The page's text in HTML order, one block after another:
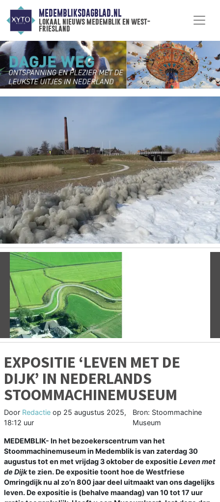
MEDEMBLIKSDAGBLAD.NL
lokaal nieuws medemblik en west-
friesland
Vorige
EXPOSITIE ‘LEVEN MET DE
DIJK’ IN NEDERLANDS
STOOMMACHINEMUSEUM
Door Redactie op 25 augustus 2025,
18:12 uur
Bron: Stoommachine
Museum
MEDEMBLIK- In het bezoekerscentrum van het
Stoommachinemuseum in Medemblik is van zaterdag 30
augustus tot en met vrijdag 3 oktober de expositie Leven met
de Dijkte zien. De expositie toont hoe de Westfriese
Omringdijk nu al zo’n 800 jaar deel uitmaakt van ons dagelijks
leven. De expositie is (behalve maandag) van 10 tot 17 uur